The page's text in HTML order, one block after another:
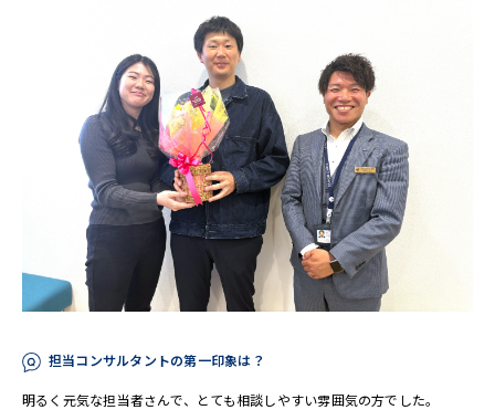
担当コンサルタントの第一印象は？
明るく元気な担当者さんで、とても相談しやすい雰囲気の方でした。